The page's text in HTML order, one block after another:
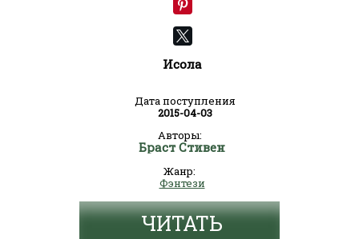
Исола
Дата поступления
2015-04-03
Авторы:
Браст Стивен
Жанр:
Фэнтези
ЧИТАТЬ